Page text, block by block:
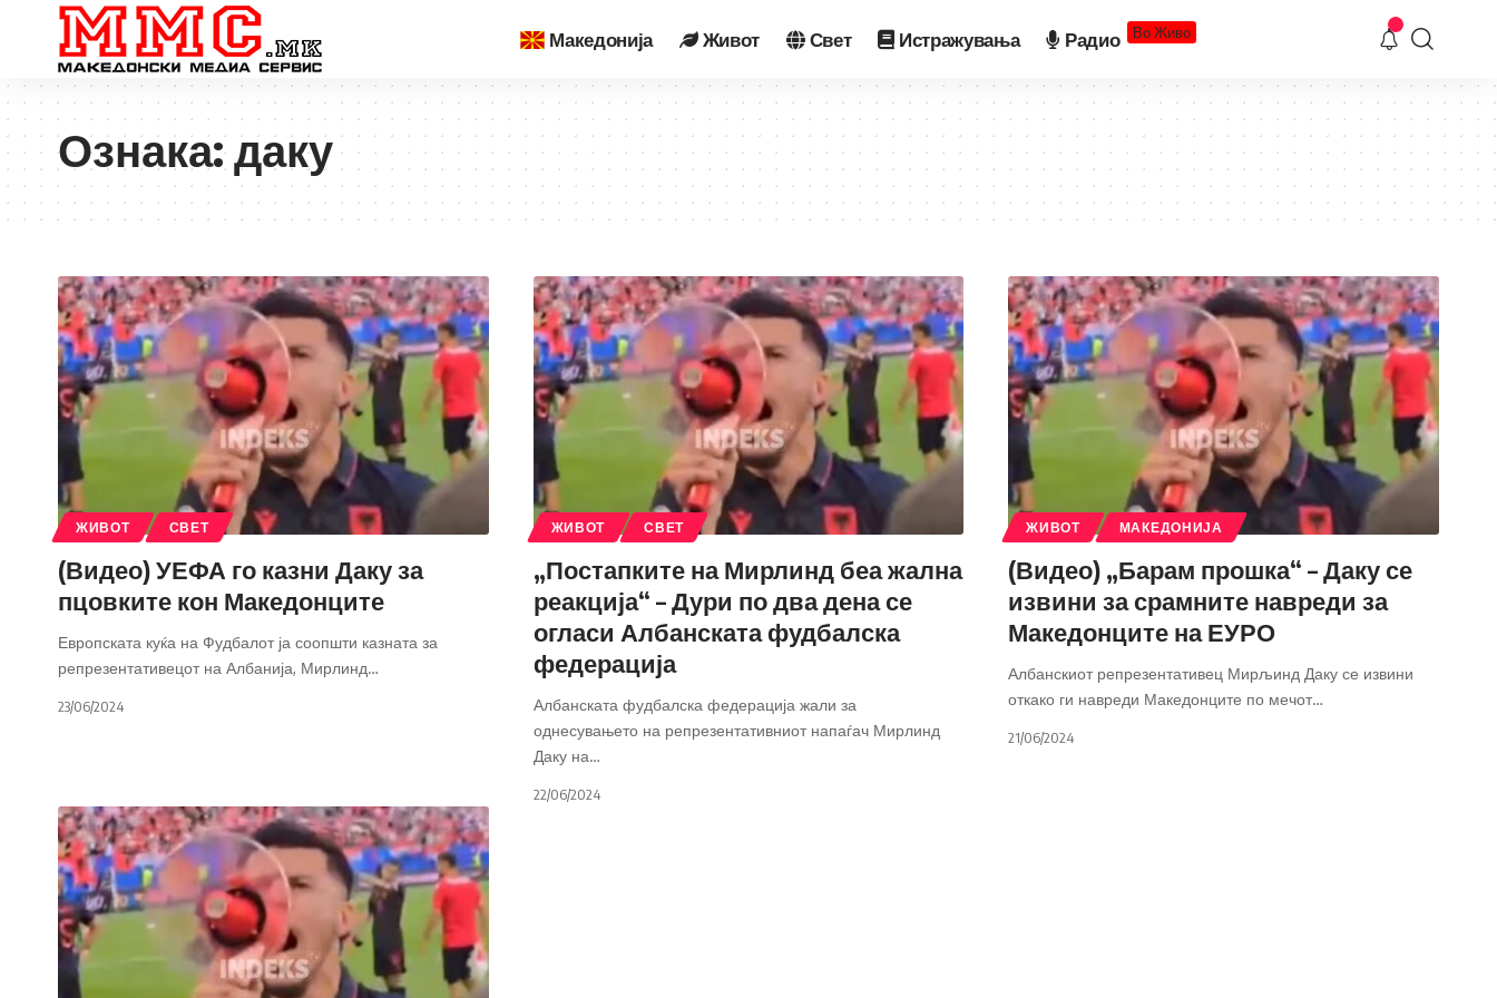
Македонија Живот Свет Истражувања Радио Во Живо
Ознака:даку
ЖИВОТ СВЕТ
(Видео) УЕФА го казни Даку за
пцовките кон Македонците
Европската куќа на Фудбалот ја соопшти казната за
репрезентативецот на Албанија, Мирлинд…
23/06/2024
ЖИВОТ СВЕТ
„Постапките на Мирлинд беа жална
реакција“ – Дури по два дена се
огласи Албанската фудбалска
федерација
Албанската фудбалска федерација жали за
однесувањето на репрезентативниот напаѓач Мирлинд
Даку на…
22/06/2024
ЖИВОТ МАКЕДОНИЈА
(Видео) „Барам прошка“ – Даку се
извини за срамните навреди за
Македонците на ЕУРО
Албанскиот репрезентативец Мирљинд Даку се извини
откако ги навреди Македонците по мечот…
21/06/2024